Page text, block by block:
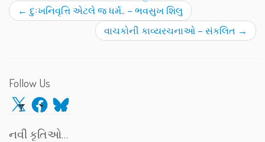
← દુઃખનિવૃત્તિ એટલે જ ધર્મ.. – ભવસુખ શિલુ
વાચકોની કાવ્યરચનાઓ – સંકલિત →
Follow Us
X Facebook
Bluesky
નવી કૃતિઓ…